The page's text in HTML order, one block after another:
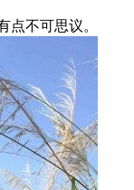
点不可思议。